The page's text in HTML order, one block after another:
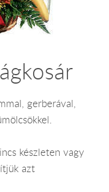
gerberával,
készleten vagy
azt